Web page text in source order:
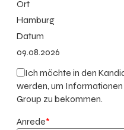
Ort
Hamburg
Datum
09.08.2026
Ich möchte in den
werden, um
Group zu bekommen.
Anrede*